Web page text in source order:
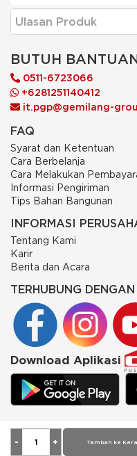
Tambah ke
Ulasan Produk
BUTUH
0511-6723066
+6281251140412
it.pgp@gemilang-
FAQ
Syarat dan Ketentuan
Cara Berbelanja
Cara Melakukan
Informasi Pengiriman
Tips Bahan Bangunan
INFORMASI
Tentang Kami
Karir
Berita dan Acara
TERHUBUNG
Download Aplikasi
© 2026 PT Putra